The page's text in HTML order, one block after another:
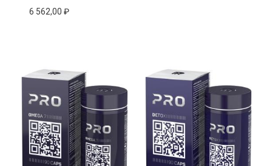
6 562,00 ₽